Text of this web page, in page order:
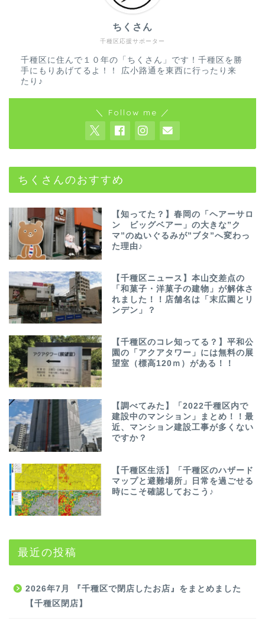
千種区応援サポーター
ちくさん
千種区に住んで１０年の「ちくさん」です！千種区を勝
手にもりあげてるよ！！ 広小路通を東西に行ったり来
たり♪
＼ Follow me ／
ちくさんのおすすめ
【知ってた？】春岡の「ヘアーサロ
ン ビッグベアー」の大きな”ク
マ”のぬいぐるみが”ブタ”へ変わっ
た理由♪
【千種区ニュース】本山交差点の
「和菓子・洋菓子の建物」が解体さ
れました！！店舗名は「末広園とリ
ンデン」？
【千種区のコレ知ってる？】平和公
園の「アクアタワー」には無料の展
望室（標高120ｍ）がある！！
【調べてみた】「2022千種区内で
建設中のマンション」まとめ！！最
近、マンション建設工事が多くない
ですか？
【千種区生活】「千種区のハザード
マップと避難場所」日常を過ごせる
時にこそ確認しておこう♪
最近の投稿
2026年7月 『千種区で閉店したお店』をまとめました
【千種区閉店】